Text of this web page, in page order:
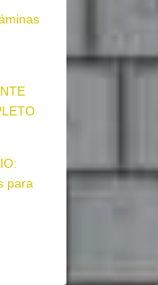
para